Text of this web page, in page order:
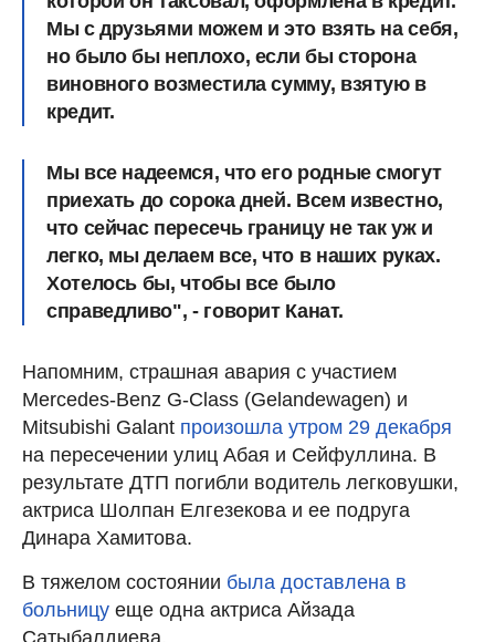
Мы с друзьями можем и это взять на себя,
но было бы неплохо, если бы сторона
виновного возместила сумму, взятую в
кредит.
Мы все надеемся, что его родные смогут
приехать до сорока дней. Всем известно,
что сейчас пересечь границу не так уж и
легко, мы делаем все, что в наших руках.
Хотелось бы, чтобы все было
справедливо", - говорит Канат.
Напомним, страшная авария с участием
Mercedes-Benz G-Class (Gelandewagen) и
Mitsubishi Galant произошла утром 29 декабря
на пересечении улиц Абая и Сейфуллина. В
результате ДТП погибли водитель легковушки,
актриса Шолпан Елгезекова и ее подруга
Динара Хамитова.
В тяжелом состоянии была доставлена в
больницу еще одна актриса Айзада
Сатыбалдиева.